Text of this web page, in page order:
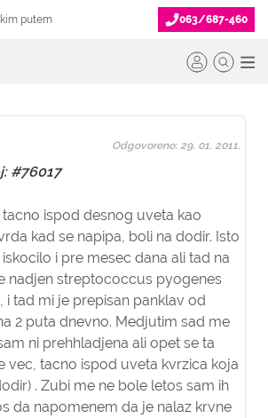
putem 063/687-460
#76017
ispod desnog uveta kao
kad se napipa, boli na dodir. Isto
i pre mesec dana ali tad na
nadjen streptococcus pyogenes
i tad mi je prepisan panklav od
2 puta dnevno. Medjutim sad me
ni prehhladjena ali opet se ta
vec, tacno ispod uveta kvrzica koja
. Zubi me ne bole letos sam ih
da napomenem da je nalaz krvne
Odgovoreno: 29. 01. 2011.